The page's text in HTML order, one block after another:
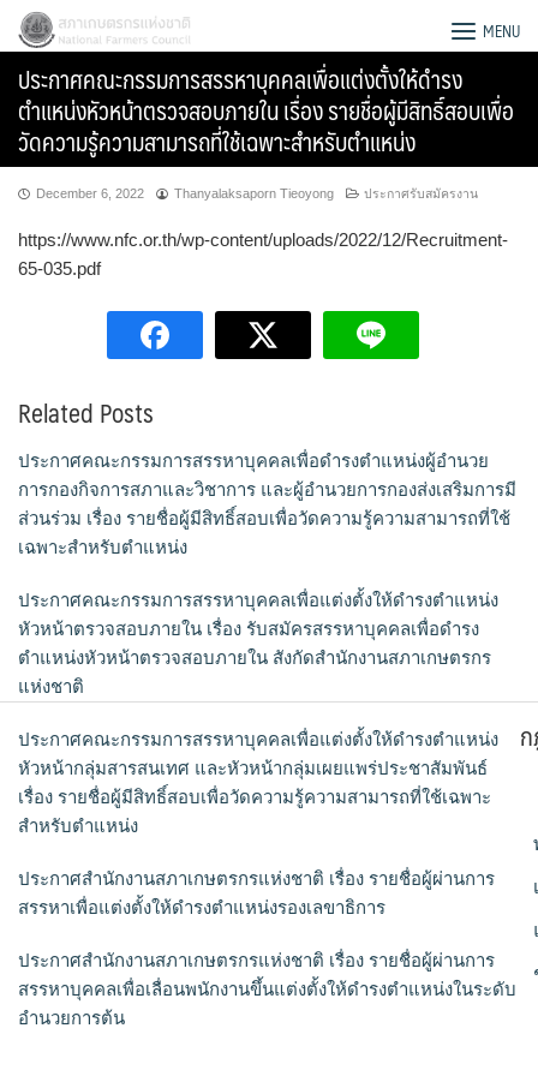
Skip
content
Search
for:
สภาเกษตรกรแห่งชาติ MENU
ประกาศคณะกรรมการสรรหาบุคคลเพื่อแต่งตั้งให้ดำรง
ตำแหน่งหัวหน้าตรวจสอบภายใน เรื่อง รายชื่อผู้มีสิทธิ์สอบเพื่อ
วัดความรู้ความสามารถที่ใช้เฉพาะสำหรับตำแหน่ง
December 6, 2022 Thanyalaksaporn Tieoyong ประกาศรับสมัครงาน
https://www.nfc.or.th/wp-content/uploads/2022/12/Recruitment-
65-035.pdf
Related Posts
ประกาศคณะกรรมการสรรหาบุคคลเพื่อดำรงตำแหน่งผู้อำนวย
การกองกิจการสภาและวิชาการ และผู้อำนวยการกองส่งเสริมการมี
ส่วนร่วม เรื่อง รายชื่อผู้มีสิทธิ์สอบเพื่อวัดความรู้ความสามารถที่ใช้
เฉพาะสำหรับตำแหน่ง
ประกาศคณะกรรมการสรรหาบุคคลเพื่อแต่งตั้งให้ดำรงตำแหน่ง
หัวหน้าตรวจสอบภายใน เรื่อง รับสมัครสรรหาบุคคลเพื่อดำรง
ตำแหน่งหัวหน้าตรวจสอบภายใน สังกัดสำนักงานสภาเกษตรกร
แห่งชาติ
ประกาศคณะกรรมการสรรหาบุคคลเพื่อแต่งตั้งให้ดำรงตำแหน่ง
หัวหน้ากลุ่มสารสนเทศ และหัวหน้ากลุ่มเผยแพร่ประชาสัมพันธ์
เรื่อง รายชื่อผู้มีสิทธิ์สอบเพื่อวัดความรู้ความสามารถที่ใช้เฉพาะ
สำหรับตำแหน่ง
ประกาศสำนักงานสภาเกษตรกรแห่งชาติ เรื่อง รายชื่อผู้ผ่านการ
สรรหาเพื่อแต่งตั้งให้ดำรงตำแหน่งรองเลขาธิการ
ประกาศสำนักงานสภาเกษตรกรแห่งชาติ เรื่อง รายชื่อผู้ผ่านการ
สรรหาบุคคลเพื่อเลื่อนพนักงานขึ้นแต่งตั้งให้ดำรงตำแหน่งในระดับ
อำนวยการต้น